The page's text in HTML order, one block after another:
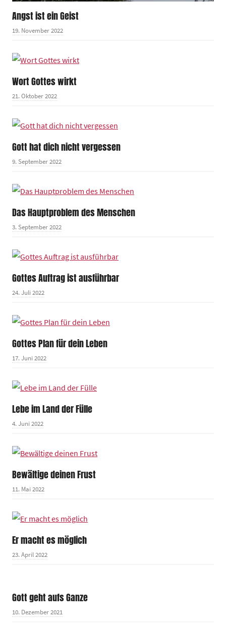
Angst ist ein Geist
19. November 2022
Wort Gottes wirkt
21. Oktober 2022
Gott hat dich nicht vergessen
9. September 2022
Das Hauptproblem des Menschen
3. September 2022
Gottes Auftrag ist ausführbar
24. Juli 2022
Gottes Plan für dein Leben
17. Juni 2022
Lebe im Land der Fülle
4. Juni 2022
Bewältige deinen Frust
11. Mai 2022
Er macht es möglich
23. April 2022
Gott geht aufs Ganze
10. Dezember 2021